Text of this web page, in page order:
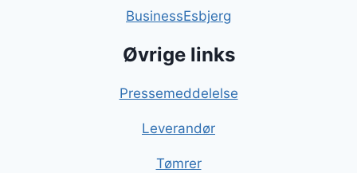
BusinessEsbjerg
Øvrige links
Pressemeddelelse
Leverandør
Tømrer